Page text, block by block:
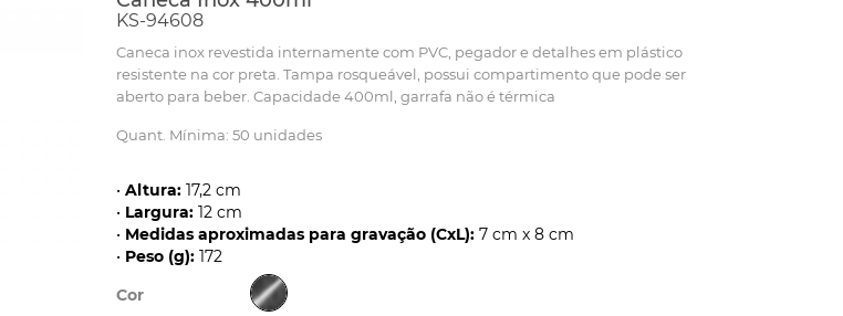
KS-94608
Caneca inox revestida internamente com PVC, pegador e detalhes em plástico
resistente na cor preta. Tampa rosqueável, possui compartimento que pode ser
aberto para beber. Capacidade 400ml, garrafa não é térmica
Quant. Mínima: 50 unidades
• Altura: 17,2 cm
• Largura: 12 cm
• Medidas aproximadas para gravação (CxL): 7 cm x 8 cm
• Peso (g): 172
Cor